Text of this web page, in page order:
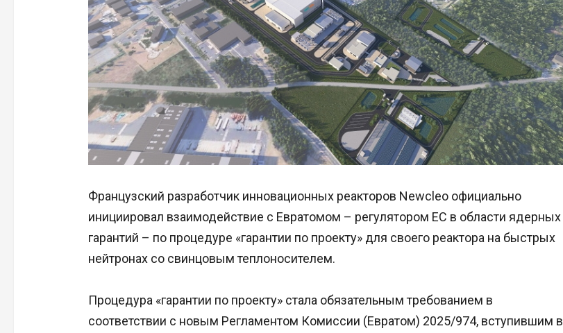
Французский разработчик инновационных реакторов Newcleo официально
инициировал взаимодействие с Евратомом – регулятором ЕС в области ядерных
гарантий – по процедуре «гарантии по проекту» для своего реактора на быстрых
нейтронах со свинцовым теплоносителем.
Процедура «гарантии по проекту» стала обязательным требованием в
соответствии с новым Регламентом Комиссии (Евратом) 2025/974, вступившим в